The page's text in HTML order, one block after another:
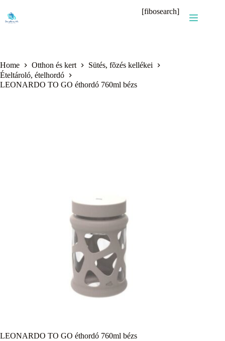
content
[fibosearch]
Home Otthon és kert
Sütés, fõzés kellékei
Ételtároló, ételhordó
LEONARDO TO GO éthordó 760ml bézs
LEONARDO TO GO éthordó 760ml bézs